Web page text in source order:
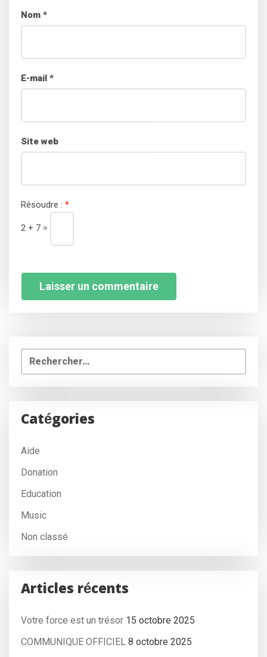
Nom *
E-mail *
Site web
Résoudre : *
2 + 7 =
Rechercher :
Catégories
Aide
Donation
Education
Music
Non classé
Articles récents
Votre force est un trésor 15 octobre 2025
COMMUNIQUE OFFICIEL 8 octobre 2025